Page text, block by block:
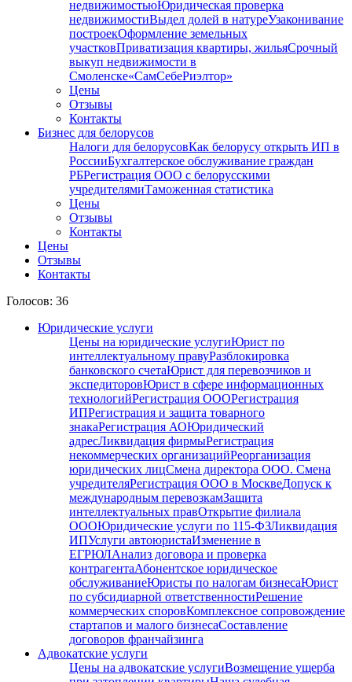
недвижимостьюЮридическая проверка
недвижимостиВыдел долей в натуреУзаконивание
построекОформление земельных
участковПриватизация квартиры, жильяСрочный
выкуп недвижимости в
Cмоленске«СамСебеРиэлтор»
Цены
Отзывы
Контакты
Бизнес для белорусов
Налоги для белорусовКак белорусу открыть ИП в
РоссииБухгалтерское обслуживание граждан
РБРегистрация ООО с белорусскими
учредителямиТаможенная статистика
Цены
Отзывы
Контакты
Цены
Отзывы
Контакты
Голосов: 36
Юридические услуги
Цены на юридические услугиЮрист по
интеллектуальному правуРазблокировка
банковского счетаЮрист для перевозчиков и
экспедиторовЮрист в сфере информационных
технологийРегистрация ОООРегистрация
ИПРегистрация и защита товарного
знакаРегистрация АОЮридический
адресЛиквидация фирмыРегистрация
некоммерческих организацийРеорганизация
юридических лицСмена директора ООО. Смена
учредителяРегистрация ООО в МосквеДопуск к
международным перевозкамЗащита
интеллектуальных правОткрытие филиала
ОООЮридические услуги по 115-ФЗЛиквидация
ИПУслуги автоюристаИзменение в
ЕГРЮЛАнализ договора и проверка
контрагентаАбонентское юридическое
обслуживаниеЮристы по налогам бизнесаЮрист
по субсидиарной ответственностиРешение
коммерческих споровКомплексное сопровождение
стартапов и малого бизнесаСоставление
договоров франчайзинга
Адвокатские услуги
Цены на адвокатские услугиВозмещение ущерба